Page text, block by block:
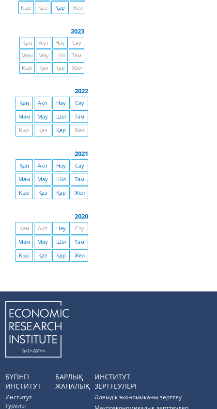
Қыр Қаз Қар Жел
2023
Қаң Ақп Нау
Сәу
Мам
Мау Шіл
Там
Қыр
Қаз Қар Жел
2022
Қаң Ақп Нау
Сәу
Мам
Мау Шіл
Там
Қыр
Қаз Қар Жел
2021
Қаң Ақп Нау
Сәу
Мам
Мау Шіл
Там
Қыр
Қаз Қар Жел
2020
Қаң Ақп Нау
Сәу
Мам
Мау Шіл
Там
Қыр
Қаз Қар Жел
БҮГІНГІ
ИНСТИТУТ
Институт
туралы
БАРЛЫҚ
ЖАҢАЛЫҚ
ИНСТИТУТ
ЗЕРТТЕУЛЕРІ
Әлемдік экономиканы зерттеу